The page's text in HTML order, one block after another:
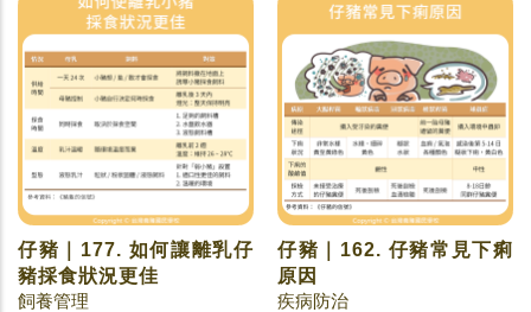
仔豬｜177. 如何讓離乳仔
豬採食狀況更佳
飼養管理
仔豬｜162. 仔豬常見下痢
原因
疾病防治